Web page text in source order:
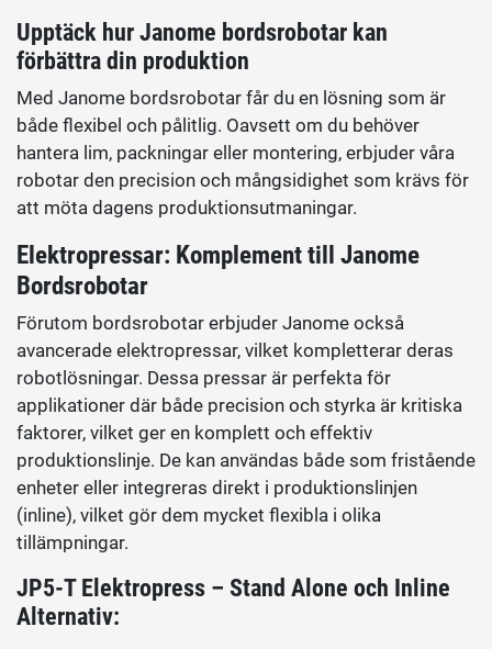
Upptäck hur Janome bordsrobotar kan
förbättra din produktion
Med Janome bordsrobotar får du en lösning som är
både flexibel och pålitlig. Oavsett om du behöver
hantera lim, packningar eller montering, erbjuder våra
robotar den precision och mångsidighet som krävs för
att möta dagens produktionsutmaningar.
Elektropressar: Komplement till Janome
Bordsrobotar
Förutom bordsrobotar erbjuder Janome också
avancerade elektropressar, vilket kompletterar deras
robotlösningar. Dessa pressar är perfekta för
applikationer där både precision och styrka är kritiska
faktorer, vilket ger en komplett och effektiv
produktionslinje. De kan användas både som fristående
enheter eller integreras direkt i produktionslinjen
(inline), vilket gör dem mycket flexibla i olika
tillämpningar.
JP5-T Elektropress – Stand Alone och Inline
Alternativ: